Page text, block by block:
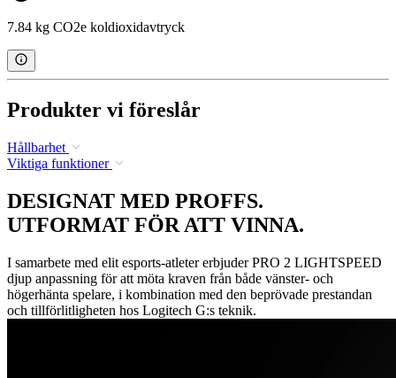
7.84 kg CO2e koldioxidavtryck
Produkter vi föreslår
Hållbarhet
Viktiga funktioner
DESIGNAT MED PROFFS.
UTFORMAT FÖR ATT VINNA.
I samarbete med elit esports-atleter erbjuder PRO 2 LIGHTSPEED
djup anpassning för att möta kraven från både vänster- och
högerhänta spelare, i kombination med den beprövade prestandan
och tillförlitligheten hos Logitech G:s teknik.